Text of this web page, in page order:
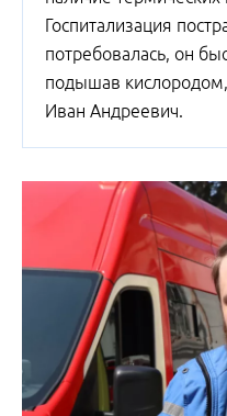
Госпитализация
потребовалась, он
подышав
Иван Андреевич.